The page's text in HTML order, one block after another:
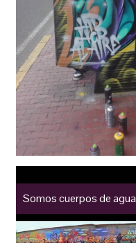
Somos cuerpos de agua